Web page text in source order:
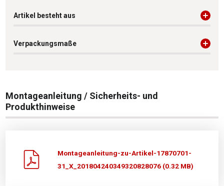
Artikel besteht aus
Verpackungsmaße
Montageanleitung / Sicherheits- und
Produkthinweise
Montageanleitung-zu-Artikel-17870701-
31_X_201804240349320828076 (0.32 MB)